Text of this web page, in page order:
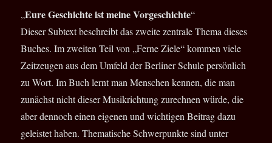
„Eure Geschichte ist meine Vorgeschichte“
Dieser Subtext beschreibt das zweite zentrale Thema dieses
Buches. Im zweiten Teil von „Ferne Ziele“ kommen viele
Zeitzeugen aus dem Umfeld der Berliner Schule persönlich
zu Wort. Im Buch lernt man Menschen kennen, die man
zunächst nicht dieser Musikrichtung zurechnen würde, die
aber dennoch einen eigenen und wichtigen Beitrag dazu
geleistet haben. Thematische Schwerpunkte sind unter